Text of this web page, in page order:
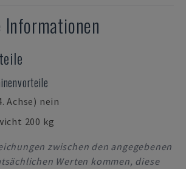
Achse) nein
200 kg
zwischen den angegebenen
Werten kommen, diese